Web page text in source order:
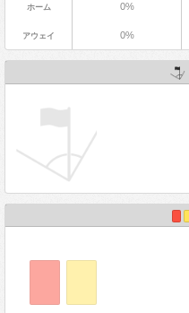
ホーム 0%
アウェイ 0%